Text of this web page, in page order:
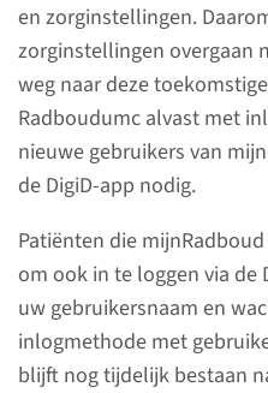
en zorginstellingen.
zorginstellingen overgaan
weg naar deze
Radboudumc alvast met
nieuwe gebruikers van
de DigiD-app nodig.
Patiënten die
om ook in te loggen via de
uw gebruikersnaam en
inlogmethode met
blijft nog tijdelijk bestaan
Wat is
Met
beveiligde